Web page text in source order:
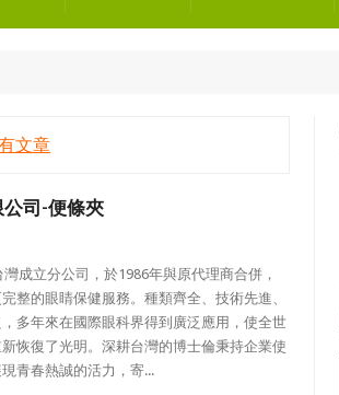
文章
司-便條夾
成立分公司，於1986年與原代理​​商合併，
整的眼睛保健服務。種類齊全、技術先進、
多年來在國際眼科界得到廣泛應用，使全世
恢復了光明。深耕台灣的博士倫秉持企業使
青春熱誠的活力，寄...